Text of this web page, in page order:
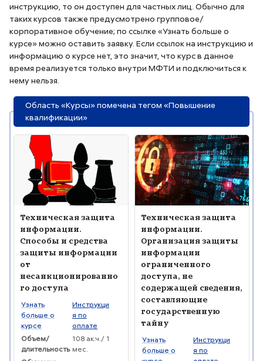
инструкцию, то он доступен для частных лиц. Обычно для
таких курсов также предусмотрено групповое/
корпоративное обучение; по ссылке «Узнать больше о
курсе» можно оставить заявку. Если ссылок на инструкцию и
информацию о курсе нет, это значит, что курс в данное
время реализуется только внутри МФТИ и подключиться к
нему нельзя.
Область «Курсы» помечена тегом «Повышение
квалификации»
Изображение курса" Техническая защита информации.
Изображение курса
Название курса
Техническая защита
информации.
Способы и средства
защиты информации
от
несанкционированно
го доступа
Текст краткого изложения курса:
Узнать
больше о
курсе
Инструкци
я по
оплате
Объем/
длительность
108 ак.ч./ 1
мес.
Изображение курса"
Изображение курса
Название курса
Техническая защита
информации.
Организация защиты
информации
ограниченного
доступа, не
содержащей сведения,
составляющие
государственную
тайну
Текст краткого изложения курса:
Узнать
больше о
Инструкци
я по